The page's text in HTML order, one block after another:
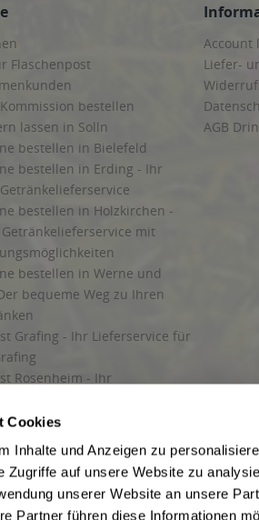
Cookies
Inhalte und Anzeigen zu
Zugriffe auf unsere Website zu
unserer Website an unsere
Partner führen diese Informationen
Flaschenpost
bestellen
lassen in Solln
bestellen in Bielefeld
bestellen in Erding - Ihr
bestellen in Holzkirchen -
mit
bestellen in Werne und
bequeme Weg zu Ihren
Grafing - Ihr Lieferservice für
Rosenheim - Ihr
Getränke
Account
Liefer-
AGB